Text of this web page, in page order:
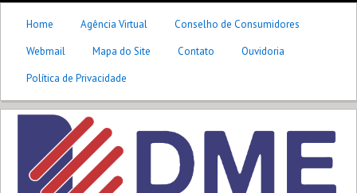
Home Agência Virtual
Conselho de Consumidores
Webmail
Mapa do Site Contato
Ouvidoria
Política de Privacidade